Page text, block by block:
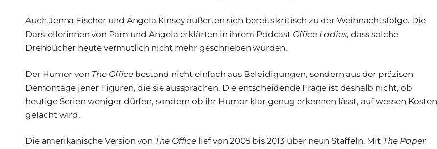
Auch Jenna Fischer und Angela Kinsey äußerten sich bereits kritisch zu der Weihnachtsfolge. Die
Darstellerinnen von Pam und Angela erklärten in ihrem Podcast Office Ladies, dass solche
Drehbücher heute vermutlich nicht mehr geschrieben würden.
Der Humor von The Office bestand nicht einfach aus Beleidigungen, sondern aus der präzisen
Demontage jener Figuren, die sie aussprachen. Die entscheidende Frage ist deshalb nicht, ob
heutige Serien weniger dürfen, sondern ob ihr Humor klar genug erkennen lässt, auf wessen Kosten
gelacht wird.
Die amerikanische Version von The Office lief von 2005 bis 2013 über neun Staffeln. Mit The Paper